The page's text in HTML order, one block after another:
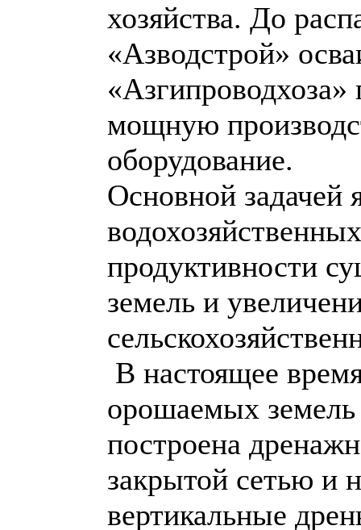
хозяйства. До
«Азводстрой»
мощную
оборудование.
Основной задачей
продуктивности
земель и
В настоящее
орошаемых
построена
закрытой сетью и
вертикальные